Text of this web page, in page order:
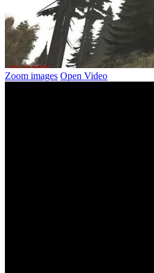
Zoom images Open Video